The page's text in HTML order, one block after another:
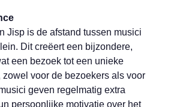
Jisp is de afstand tussen musici
Dit creëert een bijzondere,
een bezoek tot een unieke
zowel voor de bezoekers als voor
geven regelmatig extra
persoonlijke motivatie over het